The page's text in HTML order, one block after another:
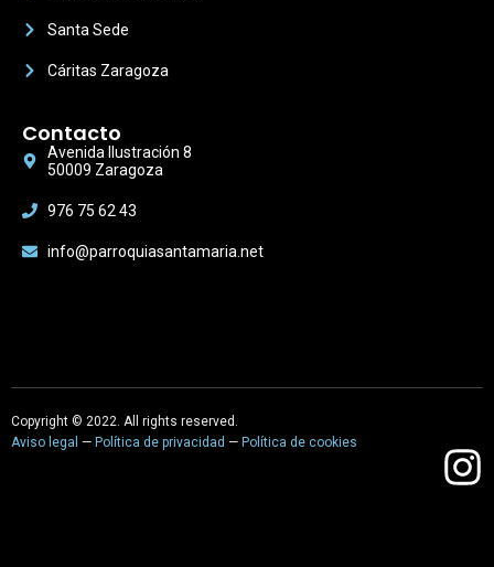
Santa Sede
Cáritas Zaragoza
Contacto
Avenida Ilustración 8
50009 Zaragoza
976 75 62 43
info@parroquiasantamaria.net
Copyright © 2022. All rights reserved.
Aviso legal — Política de privacidad — Política de cookies